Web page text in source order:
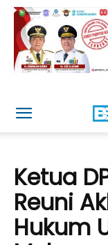
Ketua
Reuni
Hukum